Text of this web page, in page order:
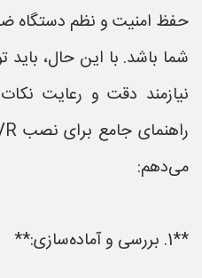
حفظ امنیت و نظم دستگاه
شما باشد. با این حال، باید
نیازمند دقت و رعایت
می‌دهم:
**1. بررسی و آماده‌سازی:**